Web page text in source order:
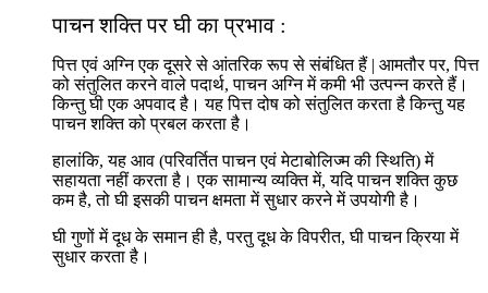
पाचन शक्ति पर घी का प्रभाव :
पित्त एवं अग्नि एक दूसरे से आंतरिक रूप से संबंधित हैं | आमतौर पर, पित्त
को संतुलित करने वाले पदार्थ, पाचन अग्नि में कमी भी उत्पन्न करते हैं।
किन्तु घी एक अपवाद है। यह पित्त दोष को संतुलित करता है किन्तु यह
पाचन शक्ति को प्रबल करता है।
हालांकि, यह आव (परिवर्तित पाचन एवं मेटाबोलिज्म की स्थिति) में
सहायता नहीं करता है। एक सामान्य व्यक्ति में, यदि पाचन शक्ति कुछ
कम है, तो घी इसकी पाचन क्षमता में सुधार करने में उपयोगी है।
घी गुणों में दूध के समान ही है, परतु दूध के विपरीत, घी पाचन क्रिया में
सुधार करता है।